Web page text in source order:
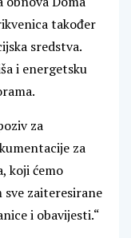
također
sredstva.
i energetsku
za
za
koji ćemo
zaiteresirane
i obavijesti.“